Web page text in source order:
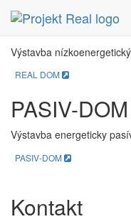
REAL DOM
Výstavba
REAL DOM
PASIV-DOM
Výstavba energeticky
PASIV-DOM
Kontakt